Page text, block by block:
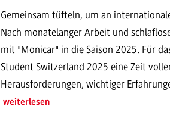
Gemeinsam tüfteln, um an
Nach monatelanger Arbeit und
mit "Monicar" in die Saison 2025. Für
Student Switzerland 2025 eine Zeit
Herausforderungen, wichtiger
weiterlesen